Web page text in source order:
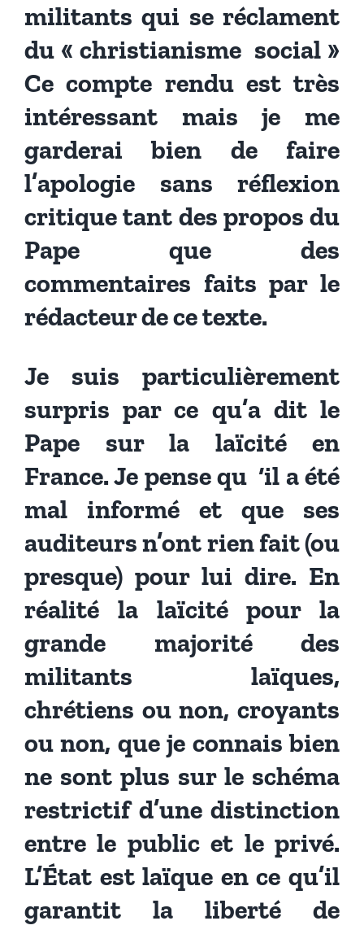
militants qui se réclament
du « christianisme social »
Ce compte rendu est très
intéressant mais je me
garderai bien de faire
l’apologie sans réflexion
critique tant des propos du
Pape que des
commentaires faits par le
rédacteur de ce texte.
Je suis particulièrement
surpris par ce qu’a dit le
Pape sur la laïcité en
France. Je pense qu ‘il a été
mal informé et que ses
auditeurs n’ont rien fait (ou
presque) pour lui dire. En
réalité la laïcité pour la
grande majorité des
militants laïques,
chrétiens ou non, croyants
ou non, que je connais bien
ne sont plus sur le schéma
restrictif d’une distinction
entre le public et le privé.
L’État est laïque en ce qu’il
garantit la liberté de